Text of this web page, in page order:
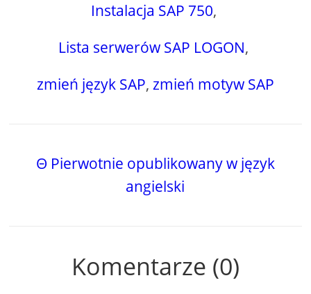
Instalacja SAP 750,
Lista serwerów SAP LOGON,
zmień język SAP, zmień motyw SAP
Θ Pierwotnie opublikowany w język
angielski
Komentarze (0)